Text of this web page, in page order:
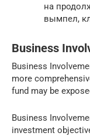
на
вымпел,
Business
Business
more
fund may be
Business
investment